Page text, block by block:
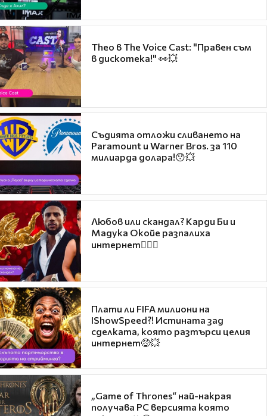
Theo в The Voice Cast: "Правен съм
в дискотека!" 👀💥
Съдията отложи сливането на
Paramount и Warner Bros. за 110
милиарда долара!😯💥
Любов или скандал? Карди Би и
Мадука Окойе разпалиха
интернет❤️‍🔥🔥
Плати ли FIFA милиони на
IShowSpeed?! Истината зад
сделката, която разтърси целия
интернет🤑💥
„Game of Thrones“ най-накрая
получава PC версията която